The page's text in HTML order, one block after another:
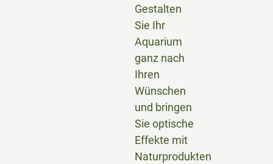
Gestalten
Sie Ihr
Aquarium
ganz nach
Ihren
Wünschen
und bringen
Sie optische
Effekte mit
Naturprodukten